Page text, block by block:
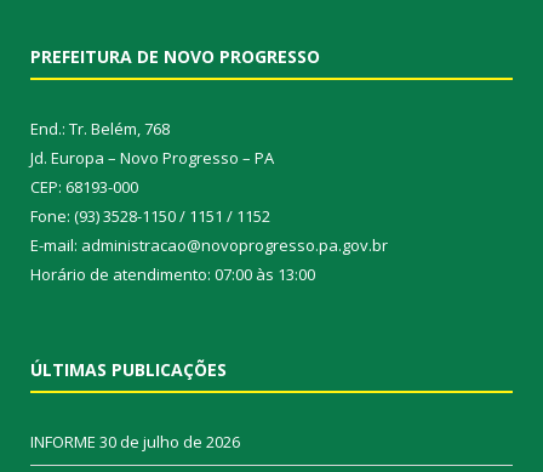
PREFEITURA DE NOVO PROGRESSO
End.: Tr. Belém, 768
Jd. Europa – Novo Progresso – PA
CEP: 68193-000
Fone: (93) 3528-1150 / 1151 / 1152
E-mail: administracao@novoprogresso.pa.gov.br
Horário de atendimento: 07:00 às 13:00
ÚLTIMAS PUBLICAÇÕES
INFORME 30 de julho de 2026